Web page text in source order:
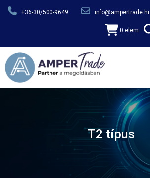
Ugrás a tartalomra
+36-30/500-9649 info@ampertrade.hu
0 elem
T2 típus